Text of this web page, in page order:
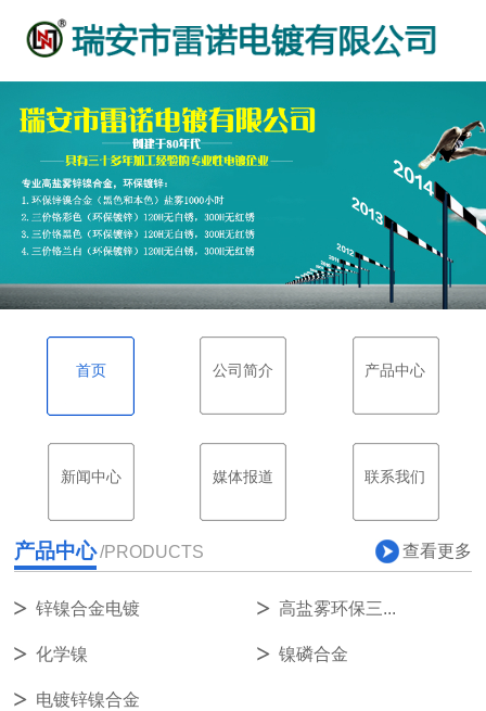
首页 公司简介 产品中心
新闻中心 媒体报道 联系我们
产品中心/PRODUCTS 查看更多
锌镍合金电镀 高盐雾环保三...
化学镍 镍磷合金
电镀锌镍合金